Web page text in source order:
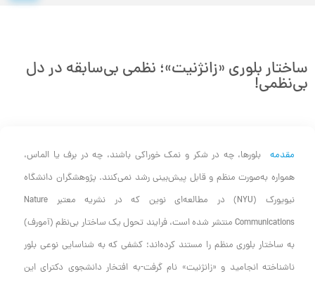
ساختار بلوری «زانژنیت»؛ نظمی بی‌سابقه در دل
بی‌نظمی!
مقدمه
بلورها، چه در شکر و نمک خوراکی باشند، چه در برف یا الماس،
همواره به‌صورت منظم و قابل پیش‌بینی رشد نمی‌کنند. پژوهشگران دانشگاه
نیویورک (NYU) در مطالعه‌ای نوین که در نشریه معتبر Nature
Communications منتشر شده است، فرایند تحول یک ساختار بی‌نظم (آمورف)
به ساختار بلوری منظم را مستند کرده‌اند؛ کشفی که به شناسایی نوعی بلور
ناشناخته انجامید و «زانژنیت» نام گرفت-به افتخار دانشجوی دکترای این